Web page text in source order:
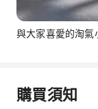
與大家喜愛的淘氣
購買須知